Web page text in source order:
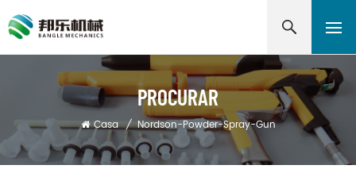
PROCURAR
Casa / Nordson-Powder-Spray-Gun